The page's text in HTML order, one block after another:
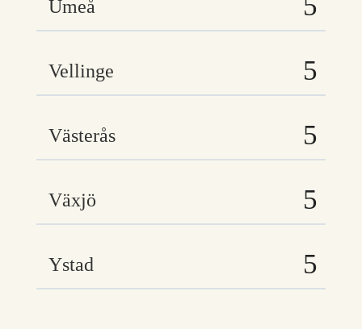
Umeå
Vellinge
Västerås
Växjö
Ystad